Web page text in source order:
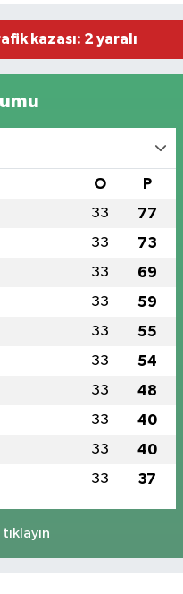
kazası: 2 yaralı
O P
33 77
33 73
33 69
33 59
33 55
33 54
33 48
33 40
33 40
33 37